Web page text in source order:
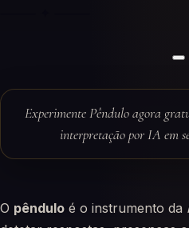
Experimente Pêndulo agora
interpretação por IA em
O pêndulo é o instrumento da